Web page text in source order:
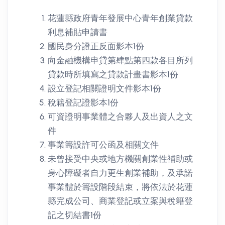
花蓮縣政府青年發展中心青年創業貸款
利息補貼申請書
國民身分證正反面影本1份
向金融機構申貸第肆點第四款各目所列
貸款時所填寫之貸款計畫書影本1份
設立登記相關證明文件影本1份
稅籍登記證影本1份
可資證明事業體之合夥人及出資人之文
件
事業籌設許可公函及相關文件
未曾接受中央或地方機關創業性補助或
身心障礙者自力更生創業補助，及承諾
事業體於籌設階段結束，將依法於花蓮
縣完成公司、商業登記或立案與稅籍登
記之切結書1份